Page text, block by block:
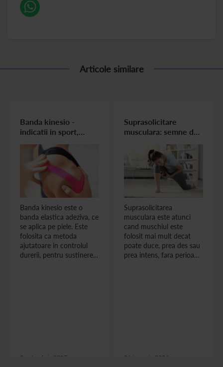
Articole similare
Banda kinesio -
indicatii in sport,
recuperare,
reumatologie
Banda kinesio este o
banda elastica adeziva, ce
se aplica pe piele. Este
folosita ca metoda
ajutatoare in controlul
durerii, pentru sustinerea
2 octombrie 2017
Suprasolicitare
musculara: semne de
sportivi
Suprasolicitarea
musculara este atunci
cand muschiul este
folosit mai mult decat
poate duce, prea des sau
prea intens, fara perioada
26 ianuarie 2026